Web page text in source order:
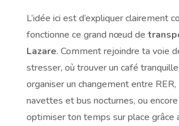
L’idée ici est d’expliquer clairement
fonctionne ce grand nœud de
Lazare. Comment rejoindre ta voie
stresser, où trouver un café
organiser un changement entre
navettes et bus nocturnes, ou
optimiser ton temps sur place grâce